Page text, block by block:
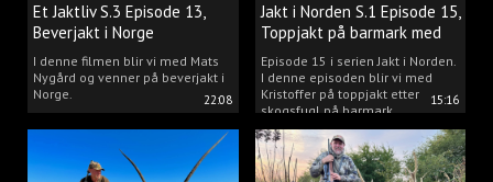
22:08
Et Jaktliv S.3 Episode 13,
Beverjakt i Norge
I denne filmen blir vi med Mats
Nygård og venner på beverjakt i
Norge.
15:16
Jakt i Norden S.1 Episode 15,
Toppjakt på barmark med
Kristoffer Clausen
Episode 15 i serien Jakt i Norden.
I denne episoden blir vi med
Kristoffer på toppjakt etter
skogsfugl på barmark.